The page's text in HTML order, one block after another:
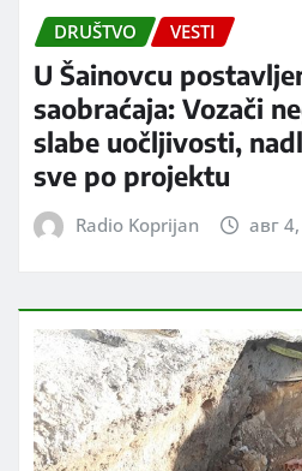
DRUŠTVO VESTI
U Šainovcu
saobraćaja: Vozači
slabe uočljivosti,
sve po projektu
Radio Koprijan авг